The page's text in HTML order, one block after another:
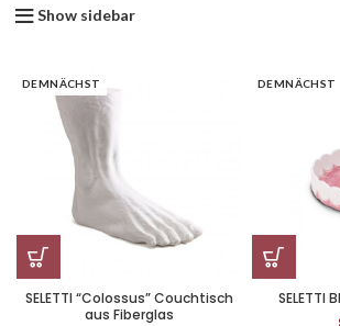
Show sidebar
DEMNÄCHST
SELETTI “Colossus” Couchtisch
aus Fiberglas
DEMNÄCHST
SELETTI